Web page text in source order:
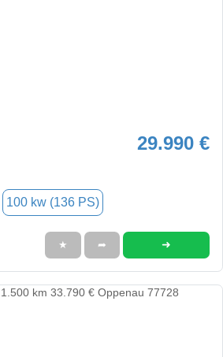
29.990 €
100 kw (136 PS)
★ ➦ ➜